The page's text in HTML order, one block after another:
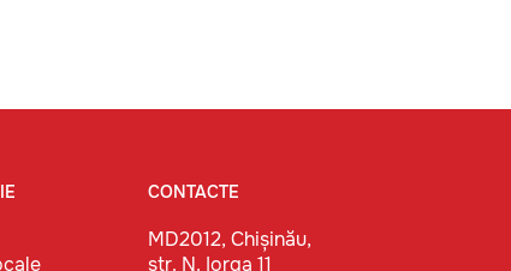
CONTACTE
MD2012, Chișinău,
str. N. Iorga 11